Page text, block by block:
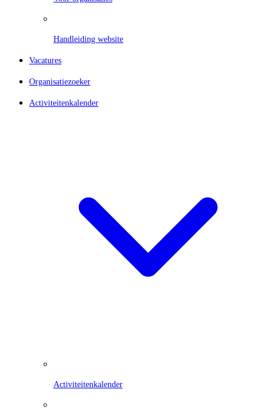
Handleiding website
Vacatures
Organisatiezoeker
Activiteitenkalender
Activiteitenkalender